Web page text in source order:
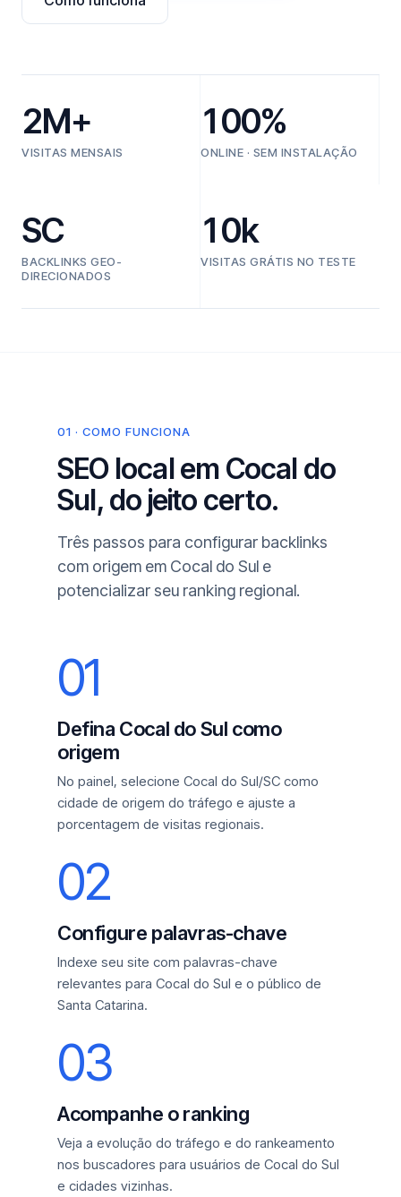
2M+
VISITAS MENSAIS
100%
ONLINE · SEM INSTALAÇÃO
SC
BACKLINKS GEO-
DIRECIONADOS
10k
VISITAS GRÁTIS NO TESTE
01 · COMO FUNCIONA
SEO local em Cocal do
Sul, do jeito certo.
Três passos para configurar backlinks
com origem em Cocal do Sul e
potencializar seu ranking regional.
01
Defina Cocal do Sul como
origem
No painel, selecione Cocal do Sul/SC como
cidade de origem do tráfego e ajuste a
porcentagem de visitas regionais.
02
Configure palavras-chave
Indexe seu site com palavras-chave
relevantes para Cocal do Sul e o público de
Santa Catarina.
03
Acompanhe o ranking
Veja a evolução do tráfego e do rankeamento
nos buscadores para usuários de Cocal do Sul
e cidades vizinhas.